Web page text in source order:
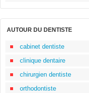
AUTOUR DU DENTISTE
cabinet dentiste
clinique dentaire
chirurgien dentiste
orthodontiste